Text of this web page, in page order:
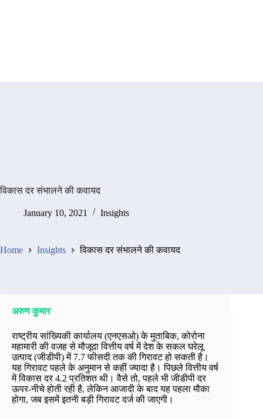
विकास दर संभालने की कवायद
January 10, 2021 Insights
Home Insights विकास दर संभालने की कवायद
अरुण कुमार
राष्ट्रीय सांख्यिकी कार्यालय (एनएसओ) के मुताबिक, कोरोना
महामारी की वजह से मौजूदा वित्तीय वर्ष में देश के सकल घरेलू
उत्पाद (जीडीपी) में 7.7 फीसदी तक की गिरावट हो सकती है।
यह गिरावट पहले के अनुमान से कहीं ज्यादा है। पिछले वित्तीय वर्ष
में विकास दर 4.2 प्रतिशत थी। वैसे तो, पहले भी जीडीपी दर
ऊपर-नीचे होती रही है, लेकिन आजादी के बाद यह पहला मौका
होगा, जब इसमें इतनी बड़ी गिरावट दर्ज की जाएगी।